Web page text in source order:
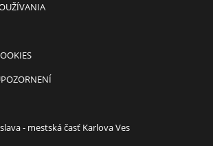
- mestská časť Karlova Ves